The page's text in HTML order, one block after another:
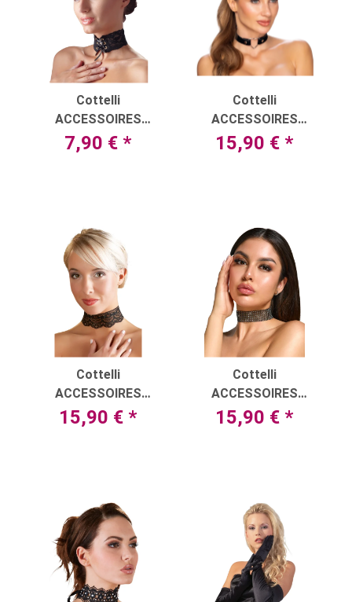
Cottelli
ACCESSOIRES
Halsband aus
schwarzem
7,90 € *
Cottelli
ACCESSOIRES
Halsband in Mattoptik
15,90 € *
Cottelli
ACCESSOIRES
Halsband mit
Ketten/Karabinerverschluss
15,90 € *
Cottelli
ACCESSOIRES
Halsband mit
unzähligen
15,90 € *